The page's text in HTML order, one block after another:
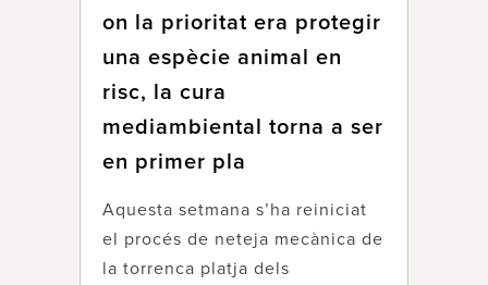
on la prioritat era protegir
una espècie animal en
risc, la cura
mediambiental torna a ser
en primer pla
Aquesta setmana s’ha reiniciat
el procés de neteja mecànica de
la torrenca platja dels